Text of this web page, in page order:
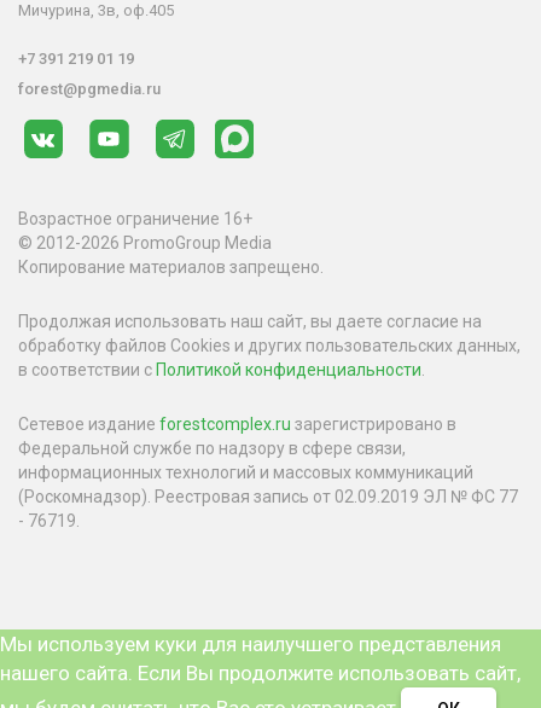
Мичурина, 3в, оф.405
+7 391 219 01 19
forest@pgmedia.ru
Возрастное ограничение 16+
© 2012-2026 PromoGroup Media
Копирование материалов запрещено.
Продолжая использовать наш сайт, вы даете согласие на
обработку файлов Cookies и других пользовательских данных,
в соответствии с Политикой конфиденциальности.
Сетевое издание forestcomplex.ru зарегистрировано в
Федеральной службе по надзору в сфере связи,
информационных технологий и массовых коммуникаций
(Роскомнадзор). Реестровая запись от 02.09.2019 ЭЛ № ФС 77
- 76719.
Мы используем куки для наилучшего представления
нашего сайта. Если Вы продолжите использовать сайт,